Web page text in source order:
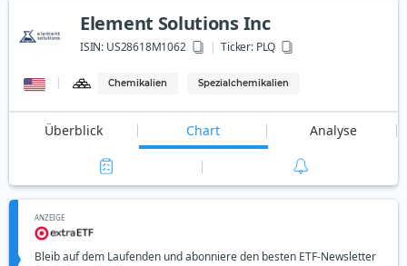
Element Solutions Inc
ISIN: US28618M1062 Ticker:PLQ
Chemikalien Spezialchemikalien
Überblick Chart Analyse
ANZEIGE
Bleib auf dem Laufenden und abonniere den besten ETF-Newsletter